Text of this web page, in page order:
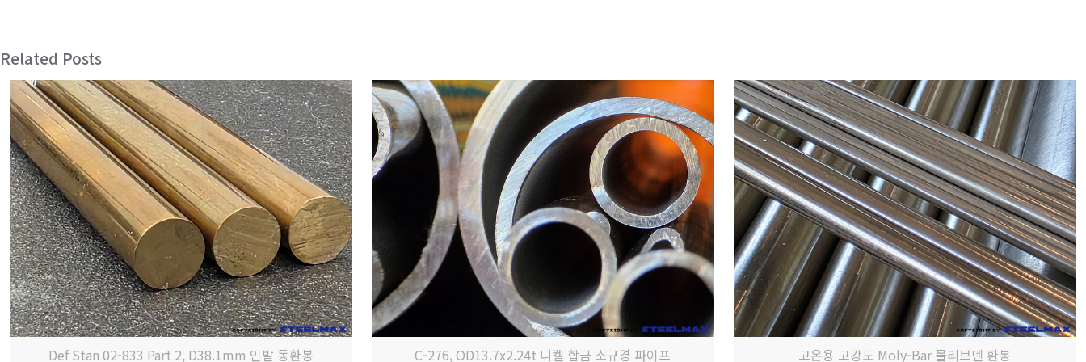
Related Posts
Def Stan 02-833 Part 2, D38.1mm 인발 동환봉 C-276, OD13.7x2.24t 니켈 합금 소규경 파이프 고온용 고강도 Moly-Bar 몰리브덴 환봉